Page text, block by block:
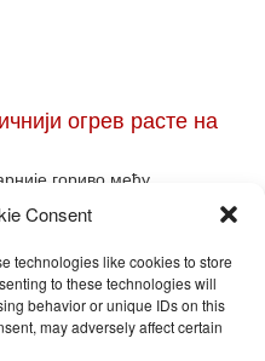
Consent
technologies like cookies to store
to these technologies will
behavior or unique IDs on this
may adversely affect certain
огрев расте на
гориво међу
већoj производњи овог ог...
Toggle